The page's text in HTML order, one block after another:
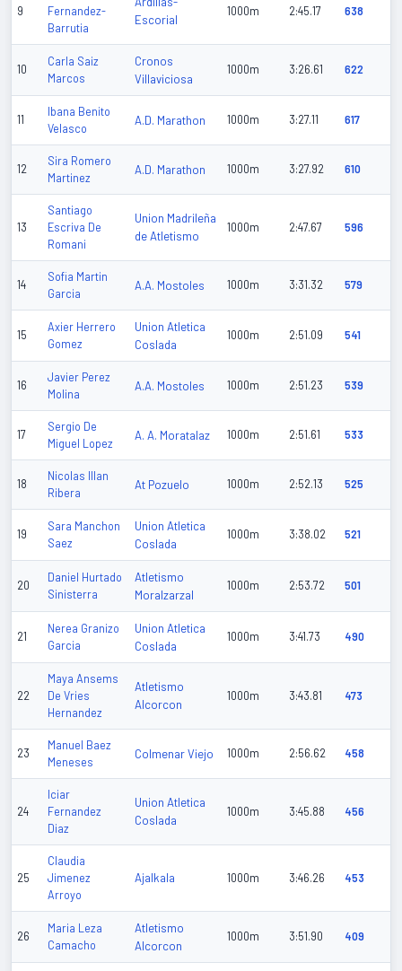
9
Fernandez-
Barrutia
Escorial
1000m 2:45.17 638
10
Carla Saiz
Marcos
Cronos
Villaviciosa
1000m 3:26.61 622
11
Ibana Benito
Velasco
A.D. Marathon 1000m 3:27.11 617
12
Sira Romero
Martinez
A.D. Marathon 1000m 3:27.92 610
13
Santiago
Escriva De
Romani
Union Madrileña
de Atletismo
1000m 2:47.67 596
14
Sofia Martin
Garcia
A.A. Mostoles 1000m 3:31.32 579
15
Axier Herrero
Gomez
Union Atletica
Coslada
1000m 2:51.09 541
16
Javier Perez
Molina
A.A. Mostoles 1000m 2:51.23 539
17
Sergio De
Miguel Lopez
A. A. Moratalaz 1000m 2:51.61 533
18
Nicolas Illan
Ribera
At Pozuelo 1000m 2:52.13 525
19
Sara Manchon
Saez
Union Atletica
Coslada
1000m 3:38.02 521
20
Daniel Hurtado
Sinisterra
Atletismo
Moralzarzal
1000m 2:53.72 501
21
Nerea Granizo
Garcia
Union Atletica
Coslada
1000m 3:41.73 490
22
Maya Ansems
De Vries
Hernandez
Atletismo
Alcorcon
1000m 3:43.81 473
23
Manuel Baez
Meneses
Colmenar Viejo 1000m 2:56.62 458
24
Iciar
Fernandez
Diaz
Union Atletica
Coslada
1000m 3:45.88 456
25
Claudia
Jimenez
Arroyo
Ajalkala 1000m 3:46.26 453
26
Maria Leza
Camacho
Atletismo
Alcorcon
1000m 3:51.90 409